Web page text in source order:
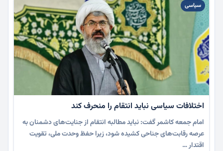
سیاسی
اختلافات سیاسی نباید انتقام را منحرف کند
امام جمعه کاشمر گفت: نباید مطالبه انتقام از جنایت‌های دشمنان به
عرصه رقابت‌های جناحی کشیده شود، زیرا حفظ وحدت ملی، تقویت
اقتدار …